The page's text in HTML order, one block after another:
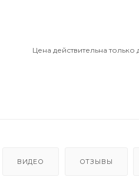
Цена действительна
ВИДЕО ОТЗЫВЫ